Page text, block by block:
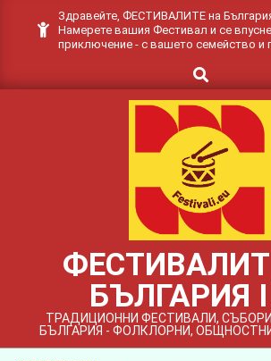
Здравейте, ФЕСТИВАЛИТЕ на
Намерете вашия Фестивал и се
приключение - с вашето семейство и
Search
БЪЛГАРИЯ
ТРАДИЦИОННИ ФЕСТИВАЛИ,
БЪЛГАРИЯ - ФОЛКЛОРНИ,